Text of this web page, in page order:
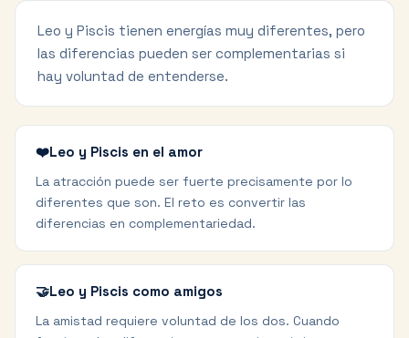
Leo y Piscis tienen energías muy diferentes, pero
las diferencias pueden ser complementarias si
hay voluntad de entenderse.
❤️Leo y Piscis en el amor
La atracción puede ser fuerte precisamente por lo
diferentes que son. El reto es convertir las
diferencias en complementariedad.
🤝Leo y Piscis como amigos
La amistad requiere voluntad de los dos. Cuando